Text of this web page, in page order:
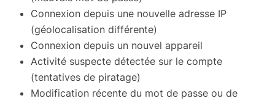
Connexion depuis une nouvelle adresse IP
(géolocalisation différente)
Connexion depuis un nouvel appareil
Activité suspecte détectée sur le compte
(tentatives de piratage)
Modification récente du mot de passe ou de